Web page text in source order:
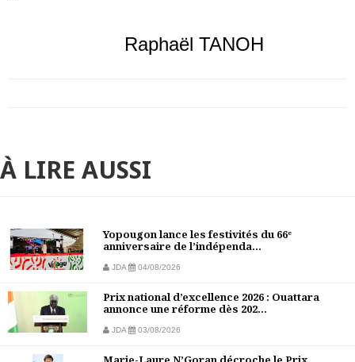
Raphaël TANOH
À LIRE AUSSI
Yopougon lance les festivités du 66ᵉ
anniversaire de l’indépenda...
JDA 04/08/2026
Prix national d’excellence 2026 : Ouattara
annonce une réforme dès 202...
JDA 03/08/2026